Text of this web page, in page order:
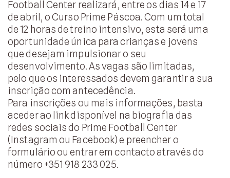
Football Center realizará, entre os dias 14 e 17
de abril, o Curso Prime Páscoa. Com um total
de 12 horas de treino intensivo, esta será uma
oportunidade única para crianças e jovens
que desejam impulsionar o seu
desenvolvimento. As vagas são limitadas,
pelo que os interessados devem garantir a sua
inscrição com antecedência.
Para inscrições ou mais informações, basta
aceder ao link disponível na biografia das
redes sociais do Prime Football Center
(Instagram ou Facebook) e preencher o
formulário ou entrar em contacto através do
número +351 918 233 025.